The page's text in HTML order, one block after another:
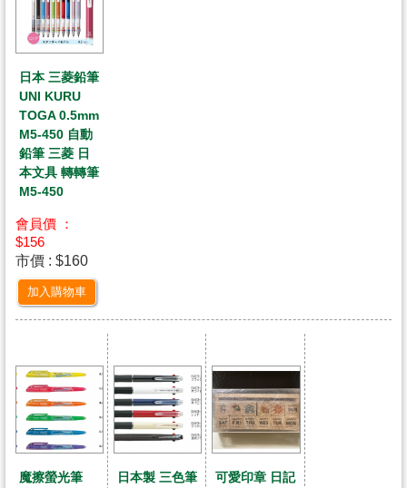
日本 三菱鉛筆
UNI KURU
TOGA 0.5mm
M5-450 自動
鉛筆 三菱 日
本文具 轉轉筆
M5-450
會員價 ：
$156
市價 : $160
加入購物車
魔擦螢光筆
日本製 三色筆
可愛印章 日記